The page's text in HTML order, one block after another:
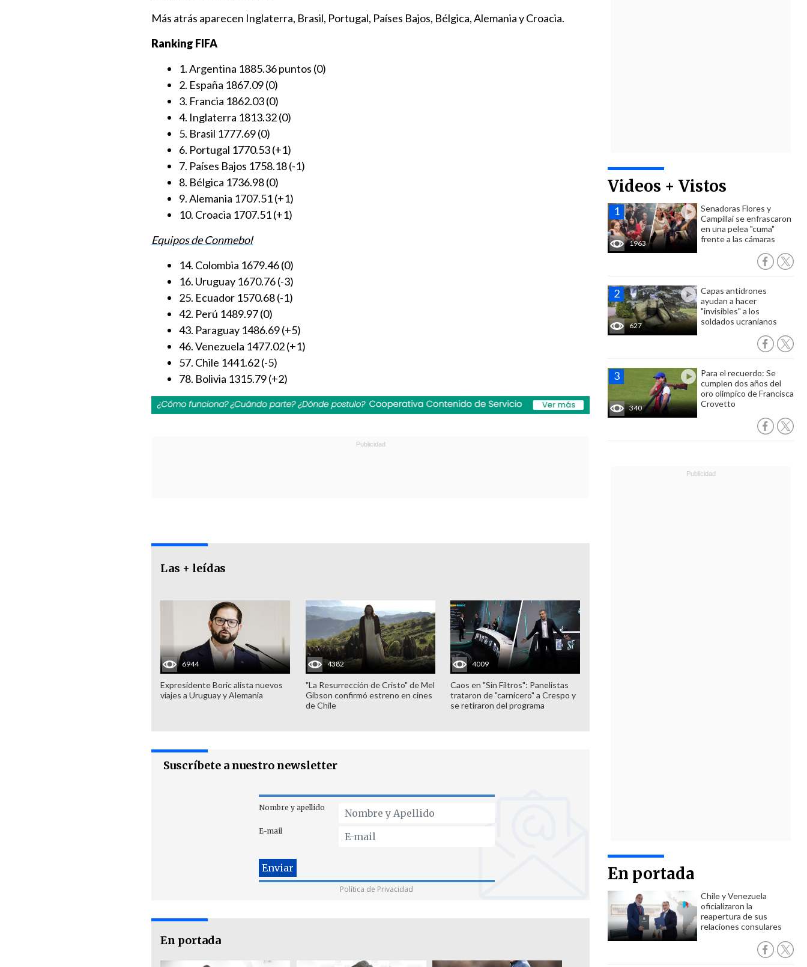
Videos + Vistos
1963
Senadoras Flores y
Campillai se enfrascaron
en una pelea "cuma"
frente a las cámaras
627
Capas antidrones
ayudan a hacer
"invisibles" a los
soldados ucranianos
340
Para el recuerdo: Se
cumplen dos años del
oro olímpico de Francisca
Crovetto
En portada
Chile y Venezuela
oficializaron la
reapertura de sus
relaciones consulares
Más atrás aparecen Inglaterra, Brasil, Portugal, Países Bajos, Bélgica, Alemania y Croacia.
Ranking FIFA
1. Argentina 1885.36 puntos (0)
2. España 1867.09 (0)
3. Francia 1862.03 (0)
4. Inglaterra 1813.32 (0)
5. Brasil 1777.69 (0)
6. Portugal 1770.53 (+1)
7. Países Bajos 1758.18 (-1)
8. Bélgica 1736.98 (0)
9. Alemania 1707.51 (+1)
10. Croacia 1707.51 (+1)
Equipos de Conmebol
14. Colombia 1679.46 (0)
16. Uruguay 1670.76 (-3)
25. Ecuador 1570.68 (-1)
42. Perú 1489.97 (0)
43. Paraguay 1486.69 (+5)
46. Venezuela 1477.02 (+1)
57. Chile 1441.62 (-5)
78. Bolivia 1315.79 (+2)
Las + leídas
6944
Expresidente Boric alista nuevos
viajes a Uruguay y Alemania
4382
"La Resurrección de Cristo" de Mel
Gibson confirmó estreno en cines
de Chile
4009
Caos en "Sin Filtros": Panelistas
trataron de "carnicero" a Crespo y
se retiraron del programa
Suscríbete a nuestro newsletter
Nombre y apellido
E-mail
Política de Privacidad
En portada